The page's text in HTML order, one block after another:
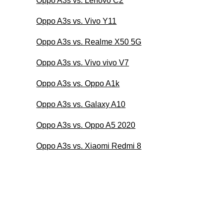
Oppo A3s vs. Vivo Y11
Oppo A3s vs. Realme X50 5G
Oppo A3s vs. Vivo vivo V7
Oppo A3s vs. Oppo A1k
Oppo A3s vs. Galaxy A10
Oppo A3s vs. Oppo A5 2020
Oppo A3s vs. Xiaomi Redmi 8